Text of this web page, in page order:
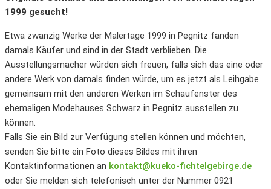
1999 gesucht!
Etwa zwanzig Werke der Malertage 1999 in Pegnitz fanden
damals Käufer und sind in der Stadt verblieben. Die
Ausstellungsmacher würden sich freuen, falls sich das eine oder
andere Werk von damals finden würde, um es jetzt als Leihgabe
gemeinsam mit den anderen Werken im Schaufenster des
ehemaligen Modehauses Schwarz in Pegnitz ausstellen zu
können.
Falls Sie ein Bild zur Verfügung stellen können und möchten,
senden Sie bitte ein Foto dieses Bildes mit ihren
Kontaktinformationen an kontakt@kueko-fichtelgebirge.de
oder Sie melden sich telefonisch unter der Nummer 0921